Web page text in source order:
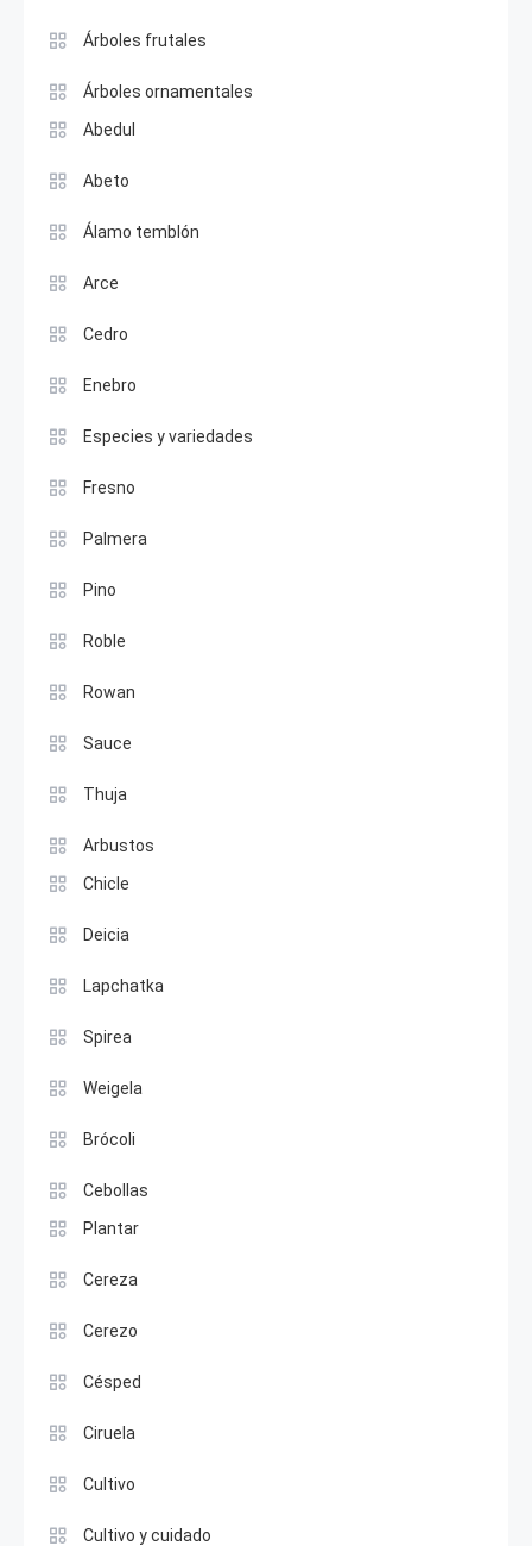
Árboles frutales
Árboles ornamentales
Abedul
Abeto
Álamo temblón
Arce
Cedro
Enebro
Especies y variedades
Fresno
Palmera
Pino
Roble
Rowan
Sauce
Thuja
Arbustos
Chicle
Deicia
Lapchatka
Spirea
Weigela
Brócoli
Cebollas
Plantar
Cereza
Cerezo
Césped
Ciruela
Cultivo
Cultivo y cuidado